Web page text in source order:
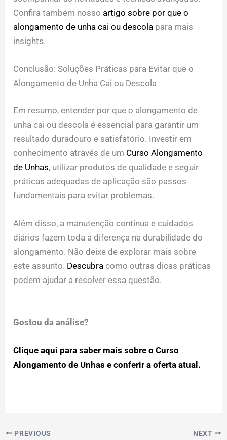
Confira também nosso artigo sobre por que o
alongamento de unha cai ou descola para mais
insights.
Conclusão: Soluções Práticas para Evitar que o
Alongamento de Unha Cai ou Descola
Em resumo, entender por que o alongamento de
unha cai ou descola é essencial para garantir um
resultado duradouro e satisfatório. Investir em
conhecimento através de um Curso Alongamento
de Unhas, utilizar produtos de qualidade e seguir
práticas adequadas de aplicação são passos
fundamentais para evitar problemas.
Além disso, a manutenção contínua e cuidados
diários fazem toda a diferença na durabilidade do
alongamento. Não deixe de explorar mais sobre
este assunto. Descubra como outras dicas práticas
podem ajudar a resolver essa questão.
Gostou da análise?
Clique aqui para saber mais sobre o Curso
Alongamento de Unhas e conferir a oferta atual.
PREVIOUS NEXT